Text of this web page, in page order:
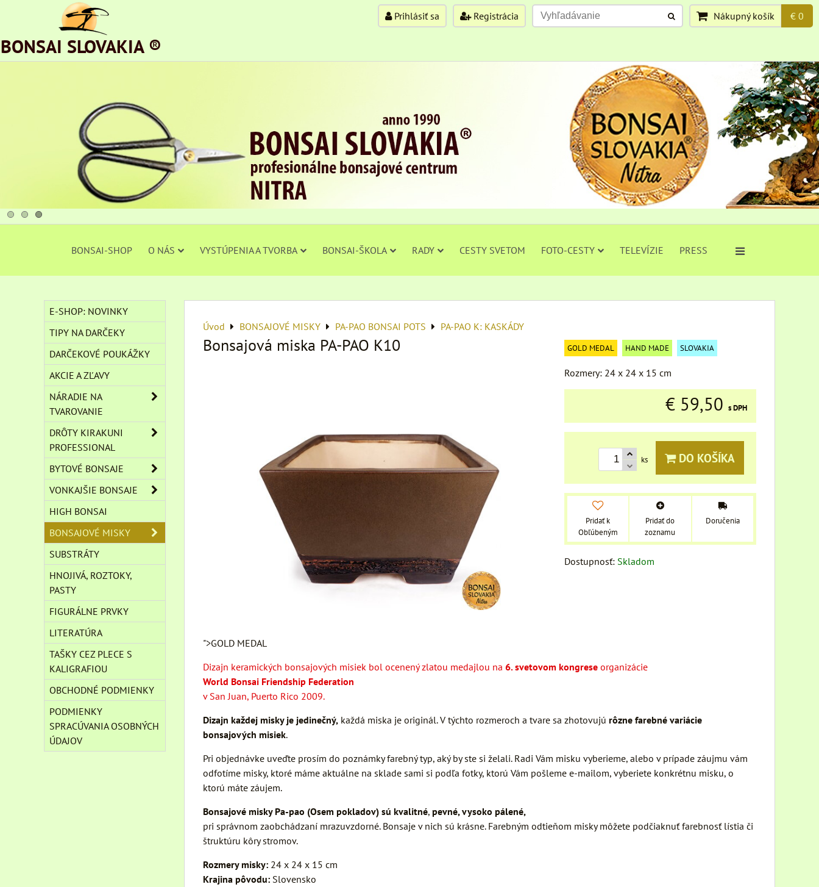
BONSAI SLOVAKIA ®
Prihlásiť sa Registrácia Nákupný košík € 0
BONSAI-SHOP O NÁS VYSTÚPENIA A TVORBA BONSAI-ŠKOLA RADY CESTY SVETOM FOTO-CESTY TELEVÍZIE PRESS
Úvod BONSAJOVÉ MISKY PA-PAO BONSAI POTS PA-PAO K: KASKÁDY
Bonsajová miska PA-PAO K10 GOLD MEDAL HAND MADE SLOVAKIA
Rozmery: 24 x 24 x 15 cm
€ 59,50 s DPH
ks DO KOŠÍKA
Pridať k
Obľúbeným
Pridať do
zoznamu
Doručenia
Dostupnosť: Skladom
">GOLD MEDAL
Dizajn keramických bonsajových misiek bol ocenený zlatou medajlou na 6. svetovom kongrese organizácie
World Bonsai Friendship Federation
v San Juan, Puerto Rico 2009.
Dizajn každej misky je jedinečný, každá miska je originál. V týchto rozmeroch a tvare sa zhotovujú rôzne farebné variácie
bonsajových misiek.
Pri objednávke uveďte prosím do poznámky farebný typ, aký by ste si želali. Radi Vám misku vyberieme, alebo v prípade záujmu vám
odfotíme misky, ktoré máme aktuálne na sklade sami si podľa fotky, ktorú Vám pošleme e-mailom, vyberiete konkrétnu misku, o
ktorú máte záujem.
Bonsajové misky Pa-pao (Osem pokladov) sú kvalitné, pevné, vysoko pálené,
pri správnom zaobchádzaní mrazuvzdorné. Bonsaje v nich sú krásne. Farebným odtieňom misky môžete podčiaknuť farebnosť lístia či
štruktúru kôry stromov.
Rozmery misky: 24 x 24 x 15 cm
Krajina pôvodu: Slovensko
E-SHOP: NOVINKY
TIPY NA DARČEKY
DARČEKOVÉ POUKÁŽKY
AKCIE A ZĽAVY
NÁRADIE NA
TVAROVANIE
DRÔTY KIRAKUNI
PROFESSIONAL
BYTOVÉ BONSAJE
VONKAJŠIE BONSAJE
HIGH BONSAI
BONSAJOVÉ MISKY
SUBSTRÁTY
HNOJIVÁ, ROZTOKY,
PASTY
FIGURÁLNE PRVKY
LITERATÚRA
TAŠKY CEZ PLECE S
KALIGRAFIOU
OBCHODNÉ PODMIENKY
PODMIENKY
SPRACÚVANIA OSOBNÝCH
ÚDAJOV